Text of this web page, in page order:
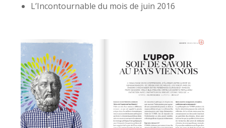
L’Incontournable du mois de juin 2016